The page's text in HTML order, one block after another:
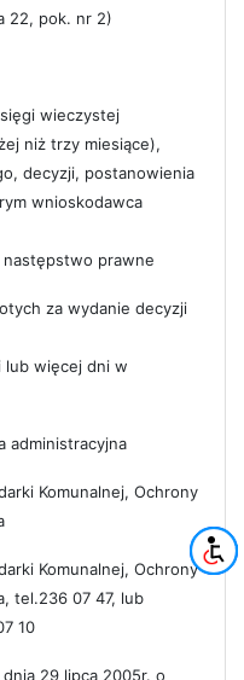
22, pok. nr 2)
wieczystej
niż trzy miesiące),
decyzji, postanowienia
wnioskodawca
prawne
za wydanie decyzji
lub więcej dni w
administracyjna
Komunalnej, Ochrony
Komunalnej, Ochrony
tel.236 07 47, lub
10
29 lipca 2005r. o